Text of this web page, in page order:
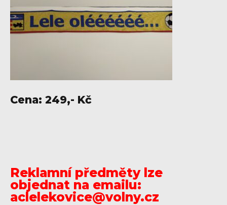
Cena: 249,- Kč
Reklamní předměty lze
objednat na emailu:
aclelekovice@volny.cz